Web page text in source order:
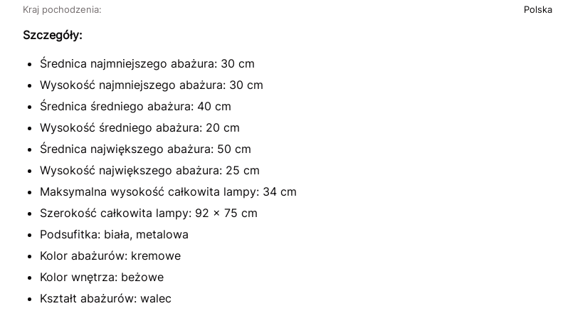
Kraj pochodzenia: Polska
Szczegóły:
Średnica najmniejszego abażura: 30 cm
Wysokość najmniejszego abażura: 30 cm
Średnica średniego abażura: 40 cm
Wysokość średniego abażura: 20 cm
Średnica największego abażura: 50 cm
Wysokość największego abażura: 25 cm
Maksymalna wysokość całkowita lampy: 34 cm
Szerokość całkowita lampy: 92 x 75 cm
Podsufitka: biała, metalowa
Kolor abażurów: kremowe
Kolor wnętrza: beżowe
Kształt abażurów: walec